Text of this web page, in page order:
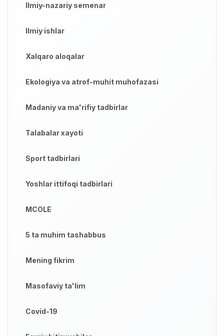
Ilmiy-nazariy semenar
Ilmiy ishlar
Xalqaro aloqalar
Ekologiya va atrof-muhit muhofazasi
Madaniy va ma'rifiy tadbirlar
Talabalar xayoti
Sport tadbirlari
Yoshlar ittifoqi tadbirlari
MCOLE
5 ta muhim tashabbus
Mening fikrim
Masofaviy ta'lim
Covid-19